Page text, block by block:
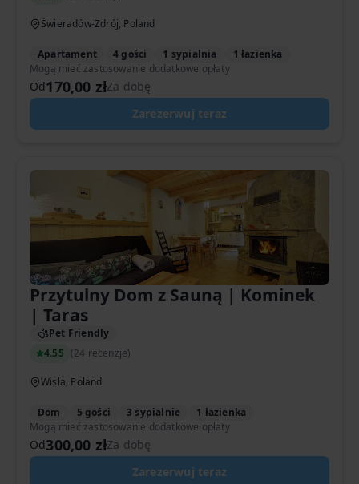
Świeradów-Zdrój, Poland
Apartament 4 gości 1 sypialnia 1 łazienka
Od170,00 złZa dobę
Zarezerwuj teraz
Mogą mieć zastosowanie dodatkowe opłaty
Przytulny Dom z Sauną | Kominek
| Taras
Pet Friendly
4.55 (24 recenzje)
Wisła, Poland
Dom 5 gości 3 sypialnie 1 łazienka
Od300,00 złZa dobę
Zarezerwuj teraz
Mogą mieć zastosowanie dodatkowe opłaty